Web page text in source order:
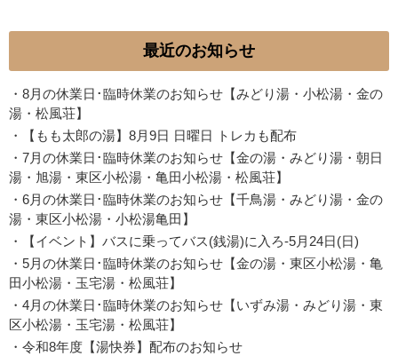
最近のお知らせ
・ 8月の休業日･臨時休業のお知らせ【みどり湯・小松湯・金の
湯・松風荘】
・
【もも太郎の湯】8月9日 日曜日 トレカも配布
・ 7月の休業日･臨時休業のお知らせ【金の湯・みどり湯・朝日
湯・旭湯・東区小松湯・亀田小松湯・松風荘】
・ 6月の休業日･臨時休業のお知らせ【千鳥湯・みどり湯・金の
湯・東区小松湯・小松湯亀田】
・
【イベント】バスに乗ってバス(銭湯)に入ろ-5月24日(日)
・ 5月の休業日･臨時休業のお知らせ【金の湯・東区小松湯・亀
田小松湯・玉宅湯・松風荘】
・ 4月の休業日･臨時休業のお知らせ【いずみ湯・みどり湯・東
区小松湯・玉宅湯・松風荘】
・ 令和8年度【湯快券】配布のお知らせ